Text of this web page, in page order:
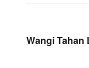
Wangi Tahan